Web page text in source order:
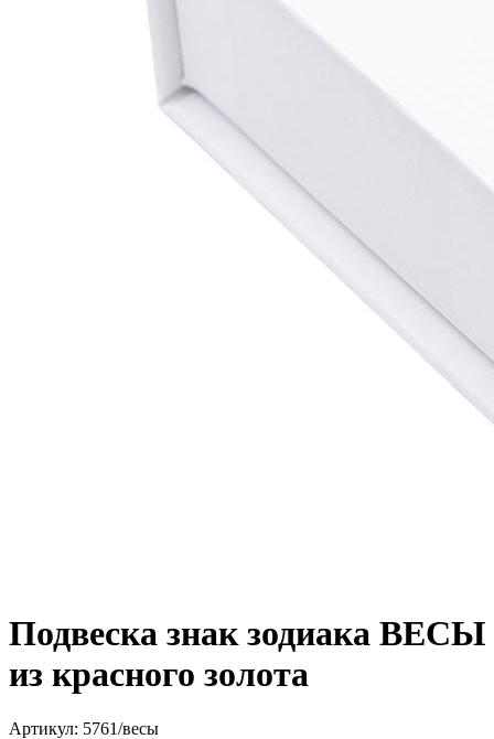
Подвеска знак зодиака ВЕСЫ
из красного золота
Артикул: 5761/весы